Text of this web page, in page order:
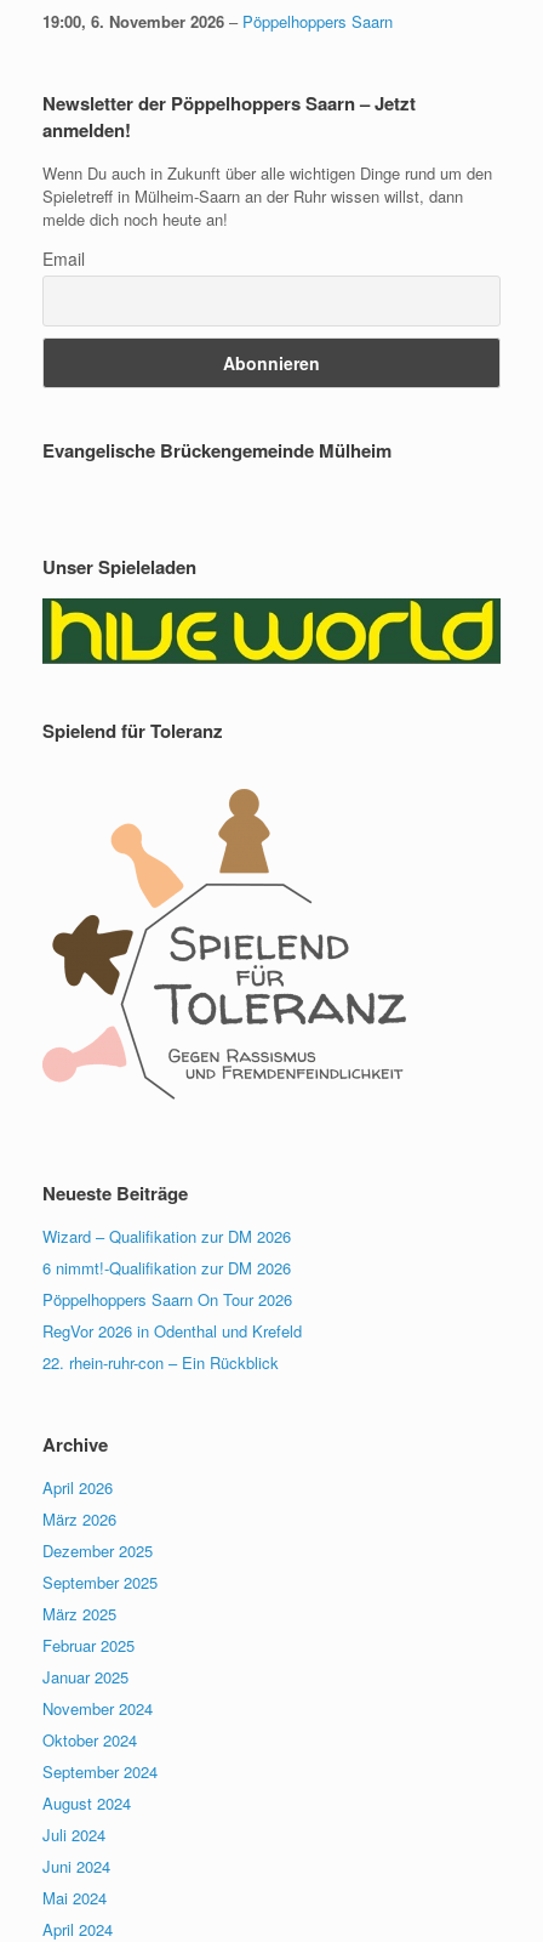
19:00, 6. November 2026 – Pöppelhoppers Saarn
Newsletter der Pöppelhoppers Saarn – Jetzt
anmelden!
Wenn Du auch in Zukunft über alle wichtigen Dinge rund um den
Spieletreff in Mülheim-Saarn an der Ruhr wissen willst, dann
melde dich noch heute an!
Email
Evangelische Brückengemeinde Mülheim
Unser Spieleladen
Spielend für Toleranz
Neueste Beiträge
Wizard – Qualifikation zur DM 2026
6 nimmt!-Qualifikation zur DM 2026
Pöppelhoppers Saarn On Tour 2026
RegVor 2026 in Odenthal und Krefeld
22. rhein-ruhr-con – Ein Rückblick
Archive
April 2026
März 2026
Dezember 2025
September 2025
März 2025
Februar 2025
Januar 2025
November 2024
Oktober 2024
September 2024
August 2024
Juli 2024
Juni 2024
Mai 2024
April 2024